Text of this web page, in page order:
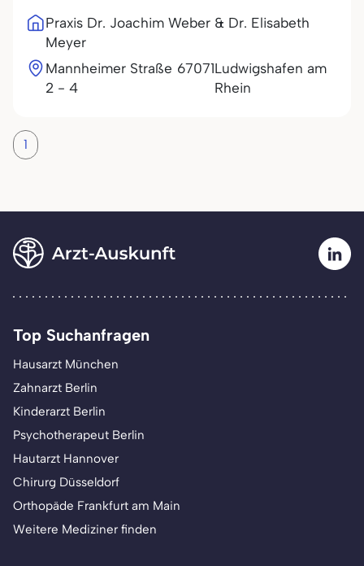
Praxis Dr. Joachim Weber & Dr. Elisabeth
Meyer
Mannheimer Straße
2 - 4
67071Ludwigshafen am
Rhein
1
Top Suchanfragen
Hausarzt München
Zahnarzt Berlin
Kinderarzt Berlin
Psychotherapeut Berlin
Hautarzt Hannover
Chirurg Düsseldorf
Orthopäde Frankfurt am Main
Weitere Mediziner finden